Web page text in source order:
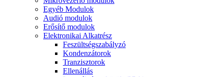
Egyéb Modulok
Audió modulok
Erősítő modulok
Elektronikai Alkatrész
Feszültségszabályzó
Kondenzátorok
Tranzisztorok
Ellenállás